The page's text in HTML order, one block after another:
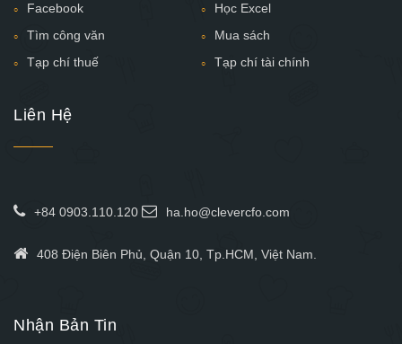
Facebook
Học Excel
Tìm công văn
Mua sách
Tạp chí thuế
Tạp chí tài chính
Liên Hệ
+84 0903.110.120 ha.ho@clevercfo.com
408 Điện Biên Phủ, Quận 10, Tp.HCM, Việt Nam.
Nhận Bản Tin